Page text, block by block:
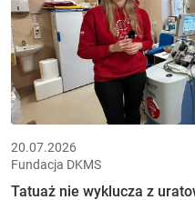
20.07.2026
Fundacja DKMS
Tatuaż nie wyklucza z